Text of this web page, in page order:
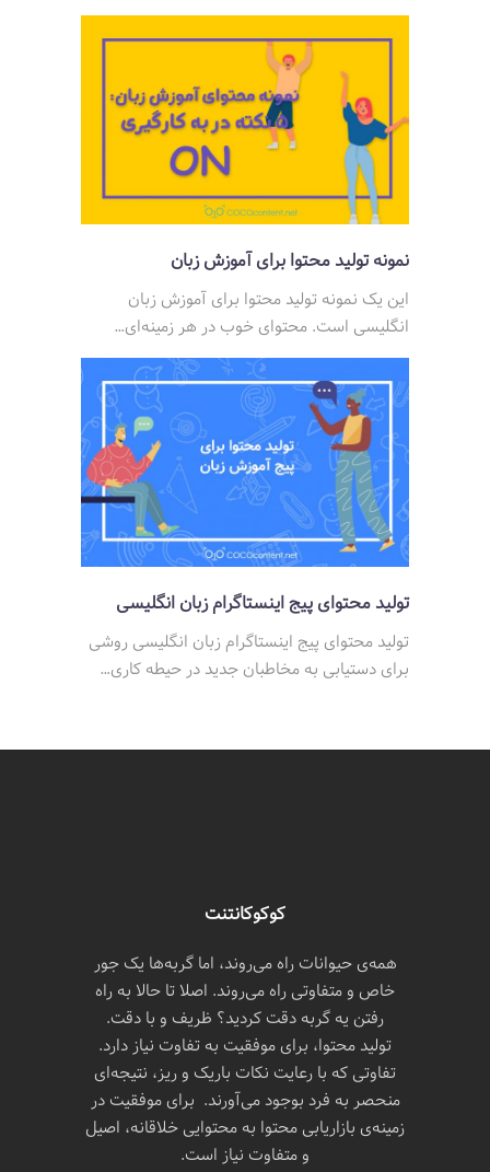
نمونه تولید محتوا برای آموزش زبان
این یک نمونه تولید محتوا برای آموزش زبان
انگلیسی است. محتوای خوب در هر زمینه‌ای…
تولید محتوای پیج اینستاگرام زبان انگلیسی
تولید محتوای پیج اینستاگرام زبان انگلیسی روشی
برای دستیابی به مخاطبان جدید در حیطه کاری…
کوکوکانتنت
همه‌ی حیوانات راه می‌روند، اما گربه‌ها یک جور
خاص و متفاوتی راه می‌روند. اصلا تا حالا به راه
رفتن یه گربه دقت کردید؟ ظریف و با دقت.
تولید محتوا، برای موفقیت به تفاوت نیاز دارد.
تفاوتی که با رعایت نکات باریک و ریز، نتیجه‌ای
منحصر به فرد بوجود می‌آورند. برای موفقیت در
زمینه‌ی بازاریابی محتوا به محتوایی خلاقانه، اصیل
و متفاوت نیاز است.